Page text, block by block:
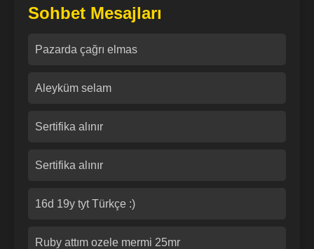
Sohbet Mesajları
Pazarda çağrı elmas
Aleyküm selam
Sertifika alınır
Sertifika alınır
16d 19y tyt Türkçe :)
Ruby attım ozele mermi 25mr